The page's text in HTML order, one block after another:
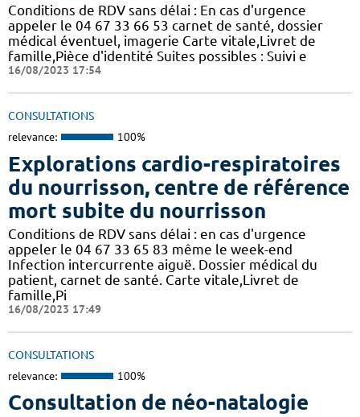
Conditions de RDV sans délai : En cas d'urgence
appeler le 04 67 33 66 53 carnet de santé, dossier
médical éventuel, imagerie Carte vitale,Livret de
famille,Pièce d'identité Suites possibles : Suivi e
16/08/2023 17:54
CONSULTATIONS
relevance: 100%
Explorations cardio-respiratoires
du nourrisson, centre de référence
mort subite du nourrisson
Conditions de RDV sans délai : en cas d'urgence
appeler le 04 67 33 65 83 même le week-end
Infection intercurrente aiguë. Dossier médical du
patient, carnet de santé. Carte vitale,Livret de
famille,Pi
16/08/2023 17:49
CONSULTATIONS
relevance: 100%
Consultation de néo-natalogie